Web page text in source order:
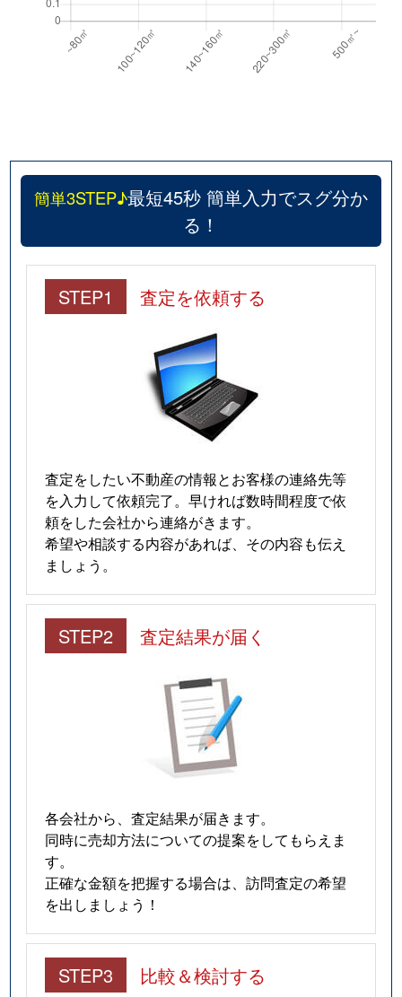
簡単3STEP♪最短45秒 簡単入力でスグ分か
る！
STEP1 査定を依頼する
査定をしたい不動産の情報とお客様の連絡先等
を入力して依頼完了。早ければ数時間程度で依
頼をした会社から連絡がきます。
希望や相談する内容があれば、その内容も伝え
ましょう。
STEP2 査定結果が届く
各会社から、査定結果が届きます。
同時に売却方法についての提案をしてもらえま
す。
正確な金額を把握する場合は、訪問査定の希望
を出しましょう！
STEP3 比較＆検討する